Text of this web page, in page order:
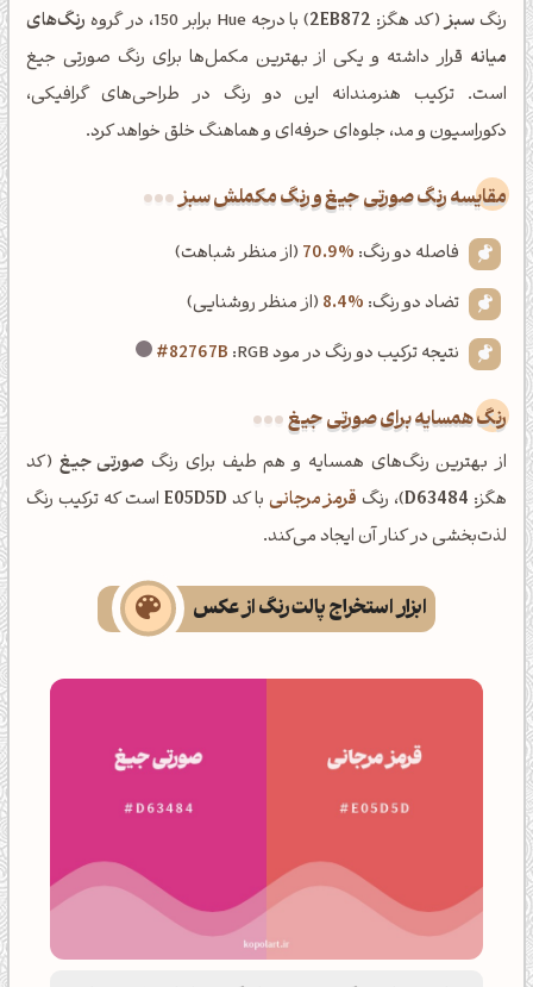
رنگسبز(کد هگز: 2EB872) با درجه Hue برابر 150، در گروه
رنگ‌های
میانه قرار داشته و یکی از بهترین مکمل‌ها برای رنگ صورتی جیغ
است. ترکیب هنرمندانه این دو رنگ در طراحی‌های گرافیکی،
دکوراسیون و مد، جلوه‌ای حرفه‌ای و هماهنگ خلق خواهد کرد.
‌مقایسه رنگ صورتی جیغ و رنگ مکملش سبز
فاصله دو رنگ: 70.9% (از منظر شباهت)
تضاد دو رنگ: 8.4% (از منظر روشنایی)
نتیجه ترکیب دو رنگ در مود RGB:
#82767B
رنگ همسایه برای صورتی جیغ
از بهترین رنگ‌های همسایه و هم طیف برای رنگ صورتی جیغ (کد
هگز: D63484)، رنگ قرمز مرجانی با کد E05D5D است که ترکیب رنگ
لذت‌بخشی در کنار آن ایجاد می‌کند.
ابزار استخراج پالت رنگ از عکس